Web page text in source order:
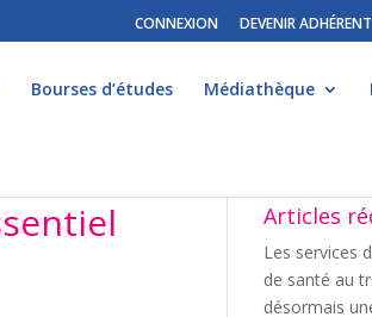
CONNEXION DEVENIR ADHÉRENT
Bourses d’études Médiathèque
Articles
Les services
de santé au
désormais